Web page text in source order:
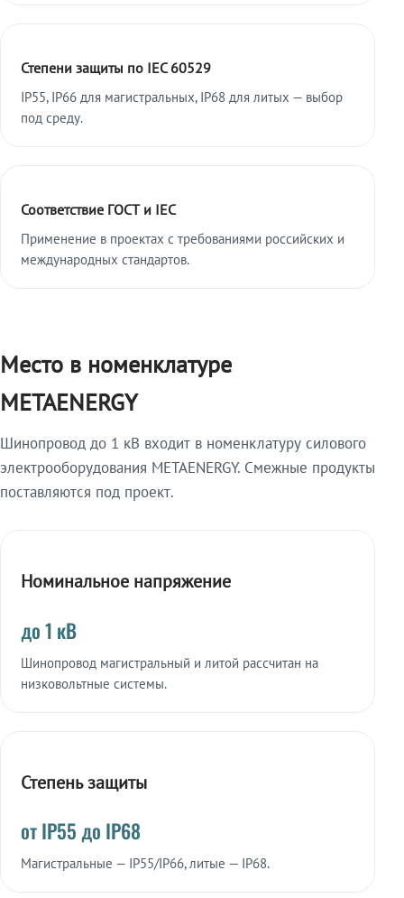
Степени защиты по IEC 60529
IP55, IP66 для магистральных, IP68 для литых — выбор
под среду.
Соответствие ГОСТ и IEC
Применение в проектах с требованиями российских и
международных стандартов.
Место в номенклатуре
METAENERGY
Шинопровод до 1 кВ входит в номенклатуру силового
электрооборудования METAENERGY. Смежные продукты
поставляются под проект.
Номинальное напряжение
до 1 кВ
Шинопровод магистральный и литой рассчитан на
низковольтные системы.
Степень защиты
от IP55 до IP68
Магистральные — IP55/IP66, литые — IP68.